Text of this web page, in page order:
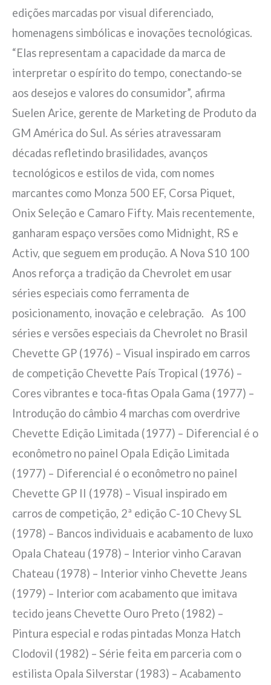
edições marcadas por visual diferenciado,
homenagens simbólicas e inovações tecnológicas.
“Elas representam a capacidade da marca de
interpretar o espírito do tempo, conectando-se
aos desejos e valores do consumidor”, afirma
Suelen Arice, gerente de Marketing de Produto da
GM América do Sul. As séries atravessaram
décadas refletindo brasilidades, avanços
tecnológicos e estilos de vida, com nomes
marcantes como Monza 500 EF, Corsa Piquet,
Onix Seleção e Camaro Fifty. Mais recentemente,
ganharam espaço versões como Midnight, RS e
Activ, que seguem em produção. A Nova S10 100
Anos reforça a tradição da Chevrolet em usar
séries especiais como ferramenta de
posicionamento, inovação e celebração. As 100
séries e versões especiais da Chevrolet no Brasil
Chevette GP (1976) – Visual inspirado em carros
de competição Chevette País Tropical (1976) –
Cores vibrantes e toca-fitas Opala Gama (1977) –
Introdução do câmbio 4 marchas com overdrive
Chevette Edição Limitada (1977) – Diferencial é o
econômetro no painel Opala Edição Limitada
(1977) – Diferencial é o econômetro no painel
Chevette GP II (1978) – Visual inspirado em
carros de competição, 2ª edição C-10 Chevy SL
(1978) – Bancos individuais e acabamento de luxo
Opala Chateau (1978) – Interior vinho Caravan
Chateau (1978) – Interior vinho Chevette Jeans
(1979) – Interior com acabamento que imitava
tecido jeans Chevette Ouro Preto (1982) –
Pintura especial e rodas pintadas Monza Hatch
Clodovil (1982) – Série feita em parceria com o
estilista Opala Silverstar (1983) – Acabamento